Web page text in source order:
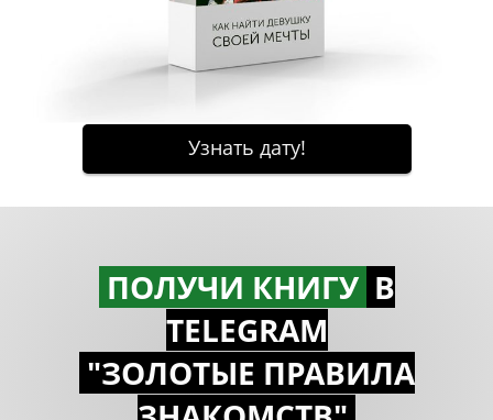
ПОЛУЧИ КНИГУ В
TELEGRAM
"ЗОЛОТЫЕ ПРАВИЛА